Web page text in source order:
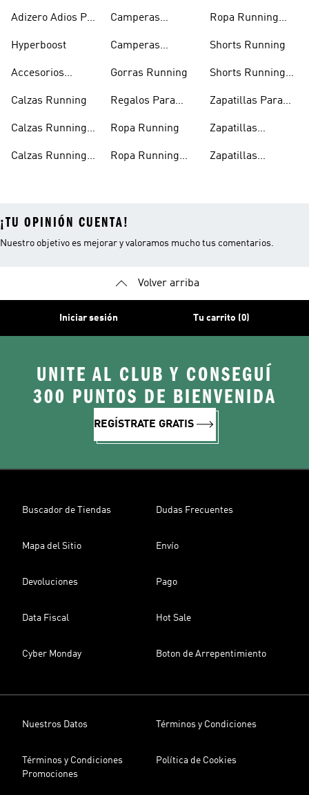
Adizero Adios Pro
Hyperboost
Accesorios
Calzas Running
Calzas Running
Calzas Running
Camperas
Camperas
Gorras Running
Regalos Para
Ropa Running
Ropa Running
Ropa Running
Shorts Running
Shorts Running
Zapatillas Para
Zapatillas
Zapatillas
¡TU OPINIÓN CUENTA!
Nuestro objetivo es mejorar y valoramos mucho tus comentarios.
Volver arriba
Iniciar sesión Tu carrito (0)
UNITE AL CLUB Y CONSEGUÍ
300 PUNTOS DE BIENVENIDA
REGÍSTRATE GRATIS
Buscador de Tiendas Dudas Frecuentes
Mapa del Sitio Envío
Devoluciones Pago
Data Fiscal Hot Sale
Cyber Monday Boton de Arrepentimiento
Nuestros Datos Términos y Condiciones
Términos y Condiciones
Promociones
Política de Cookies